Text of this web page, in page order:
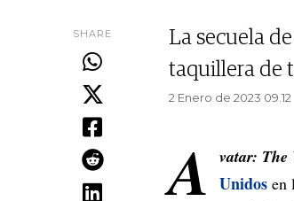
SHARE
La secuela
taquillera de
2 Enero de 2023 09.12
A vatar: The
Unidos en